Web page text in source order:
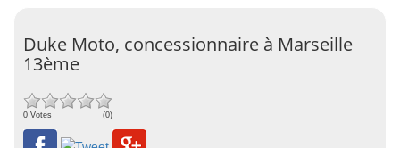
Duke Moto, concessionnaire à Marseille
13ème
0 Votes (0)